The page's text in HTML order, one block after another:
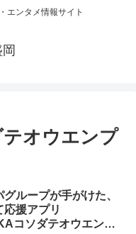
エンタメ情報サイト
オウエンプ
ループが手がけた、
応援アプリ
コソダテオウエンプ